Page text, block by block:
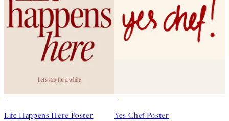
Life Happens Here Poster Yes Chef Poster